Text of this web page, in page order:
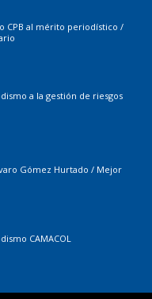
CPB al mérito periodístico /
a la gestión de riesgos
Gómez Hurtado / Mejor
CAMACOL